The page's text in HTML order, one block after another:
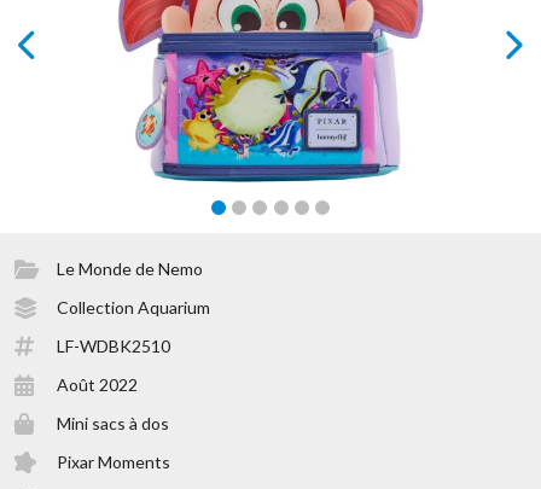
Le Monde de Nemo
Collection Aquarium
LF-WDBK2510
Août 2022
Mini sacs à dos
Pixar Moments